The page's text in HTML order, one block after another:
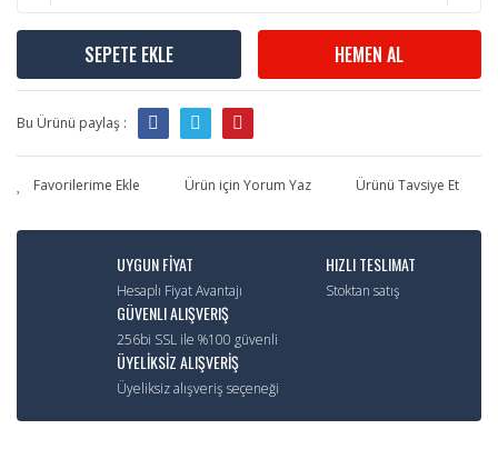
SEPETE EKLE HEMEN AL
Bu Ürünü paylaş :
Ürün için Yorum Yaz Ürünü Tavsiye Et
UYGUN FİYAT
Hesaplı Fiyat Avantajı
HIZLI TESLIMAT
Stoktan satış
GÜVENLI ALIŞVERIŞ
256bi SSL ile %100 güvenli
ÜYELİKSİZ ALIŞVERİŞ
Üyeliksiz alışveriş seçeneği